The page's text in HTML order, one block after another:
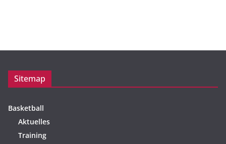
Sitemap
Basketball
Aktuelles
Training